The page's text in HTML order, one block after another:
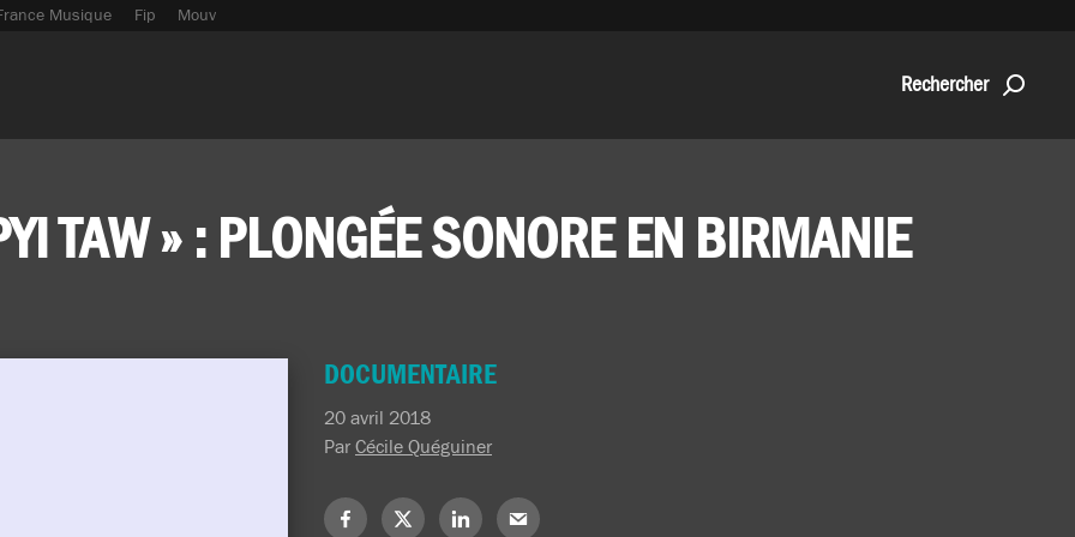
Musique Fip Mouv
Rechercher
TAW » : PLONGÉE SONORE EN BIRMANIE
DOCUMENTAIRE
20 avril 2018
Par Cécile Quéguiner
PartagezPartagezPartagezPartagez